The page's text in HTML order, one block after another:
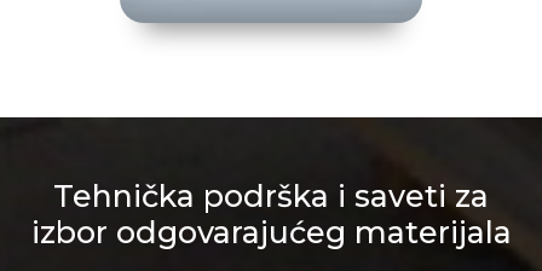
Tehnička podrška i saveti za
izbor odgovarajućeg materijala